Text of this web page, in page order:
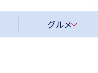
グルメ